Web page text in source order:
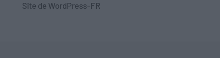
Site de WordPress-FR